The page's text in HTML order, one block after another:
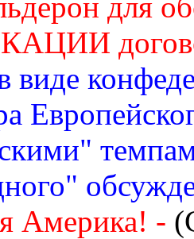
виде
Америка! -